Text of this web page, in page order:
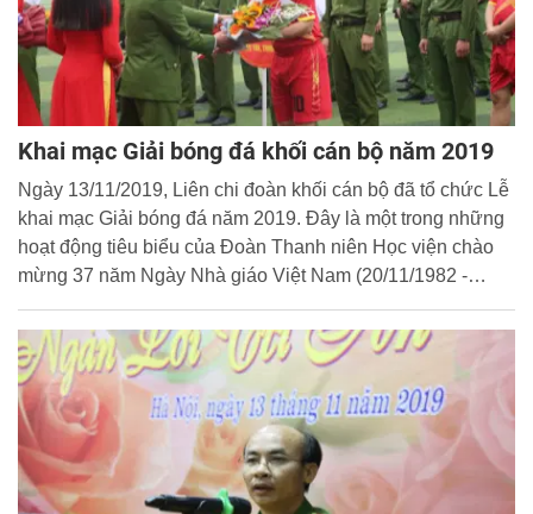
Khai mạc Giải bóng đá khối cán bộ năm 2019
Ngày 13/11/2019, Liên chi đoàn khối cán bộ đã tổ chức Lễ
khai mạc Giải bóng đá năm 2019. Đây là một trong những
hoạt động tiêu biểu của Đoàn Thanh niên Học viện chào
mừng 37 năm Ngày Nhà giáo Việt Nam (20/11/1982 -
Thanh niên Cộng sản Hồ Chí Minh - Học viện CSND lần
thứ XVIII, nhiệm kỳ 2019 - 2022.